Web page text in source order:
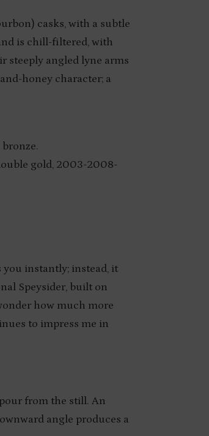
casks, with a subtle
is chill-filtered, with
steeply angled lyne arms
honey character; a
gold, 2003-2008-
you instantly; instead, it
Speysider, built on
how much more
to impress me in
from the still. An
angle produces a